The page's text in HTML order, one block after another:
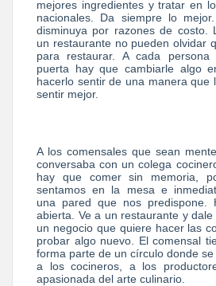
mejores ingredientes y tratar en
nacionales. Da siempre lo
disminuya por razones de costo.
un restaurante no pueden olvidar
para restaurar. A cada
puerta hay que cambiarle algo
hacerlo sentir de una manera que
sentir mejor.
A los comensales que sean
conversaba con un colega
hay que comer sin memoria,
sentamos en la mesa e
una pared que nos predispone.
abierta. Ve a un restaurante y
un negocio que quiere hacer las
probar algo nuevo. El comensal
forma parte de un círculo donde se
a los cocineros, a los
apasionada del arte culinario.